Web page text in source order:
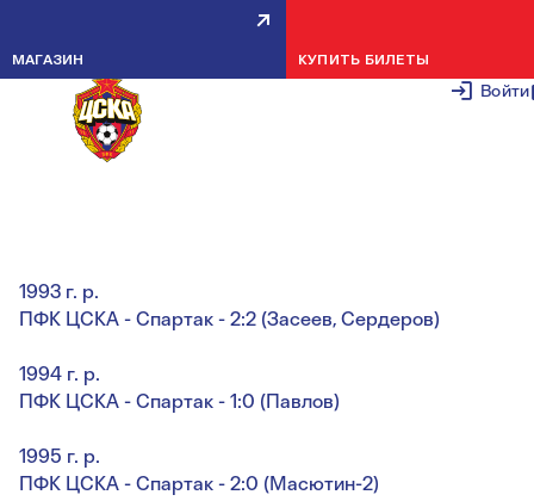
Войти
МАГАЗИН КУПИТЬ БИЛЕТЫ
НОВОСТИ ДЮСШ: ЛЕТНЕЕ
ПЕРВЕНСТВО МОСКВЫ. 4-Й ТУР
1993 г. р.
ПФК ЦСКА - Спартак - 2:2 (Засеев, Сердеров)
1994 г. р.
ПФК ЦСКА - Спартак - 1:0 (Павлов)
1995 г. р.
ПФК ЦСКА - Спартак - 2:0 (Масютин-2)